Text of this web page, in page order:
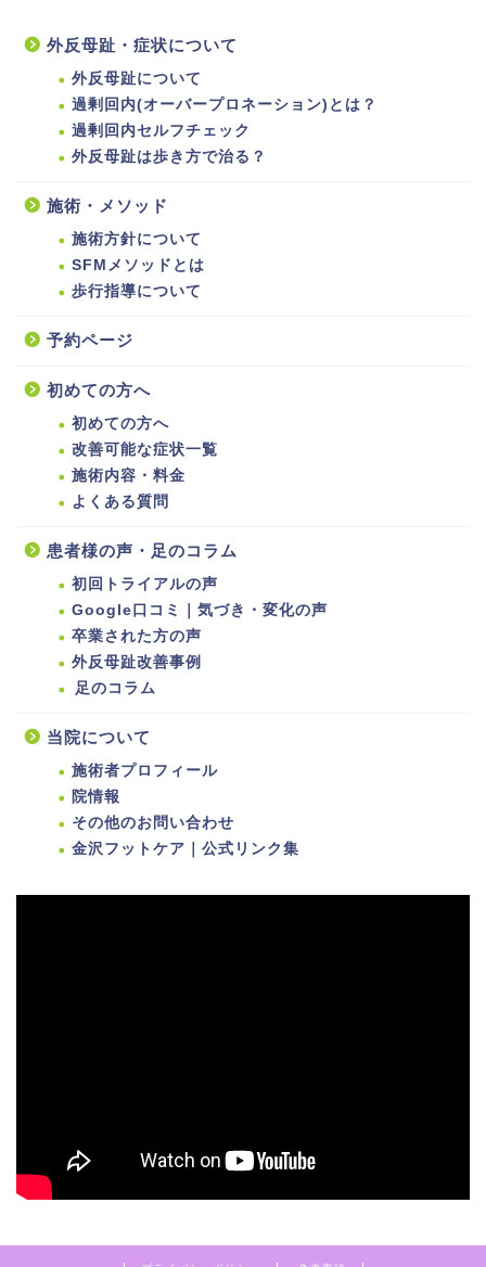
外反母趾・症状について
外反母趾について
過剰回内(オーバープロネーション)とは？
過剰回内セルフチェック
外反母趾は歩き方で治る？
施術・メソッド
施術方針について
SFMメソッドとは
歩行指導について
予約ページ
初めての方へ
初めての方へ
改善可能な症状一覧
施術内容・料金
よくある質問
患者様の声・足のコラム
初回トライアルの声
Google口コミ｜気づき・変化の声
卒業された方の声
外反母趾改善事例
足のコラム
当院について
施術者プロフィール
院情報
その他のお問い合わせ
金沢フットケア｜公式リンク集